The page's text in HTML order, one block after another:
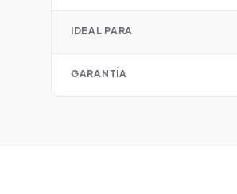
IDEAL PARA
GARANTÍA